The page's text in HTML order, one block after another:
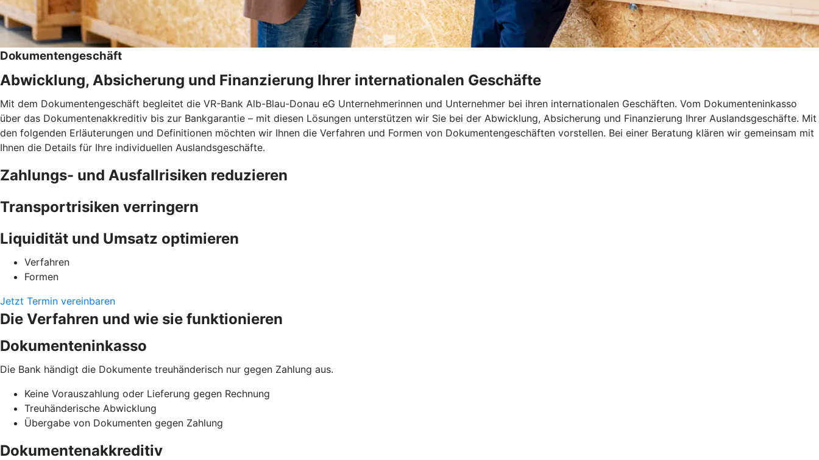
Dokumentengeschäft
Abwicklung, Absicherung und Finanzierung Ihrer internationalen Geschäfte
Mit dem Dokumentengeschäft begleitet die VR-Bank Alb-Blau-Donau eG Unternehmerinnen und Unternehmer bei ihren internationalen Geschäften. Vom Dokumenteninkasso
über das Dokumentenakkreditiv bis zur Bankgarantie – mit diesen Lösungen unterstützen wir Sie bei der Abwicklung, Absicherung und Finanzierung Ihrer Auslandsgeschäfte. Mit
den folgenden Erläuterungen und Definitionen möchten wir Ihnen die Verfahren und Formen von Dokumentengeschäften vorstellen. Bei einer Beratung klären wir gemeinsam mit
Ihnen die Details für Ihre individuellen Auslandsgeschäfte.
Zahlungs- und Ausfallrisiken reduzieren
Transportrisiken verringern
Liquidität und Umsatz optimieren
Verfahren
Formen
Jetzt Termin vereinbaren
Die Verfahren und wie sie funktionieren
Dokumenteninkasso
Die Bank händigt die Dokumente treuhänderisch nur gegen Zahlung aus.
Keine Vorauszahlung oder Lieferung gegen Rechnung
Treuhänderische Abwicklung
Übergabe von Dokumenten gegen Zahlung
Dokumentenakkreditiv